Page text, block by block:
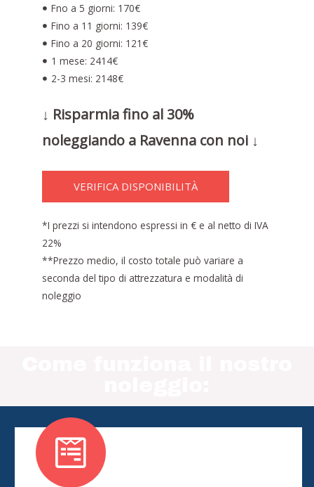
Fno a 5 giorni: 170€
Fino a 11 giorni: 139€
Fino a 20 giorni: 121€
1 mese: 2414€
2-3 mesi: 2148€
↓ Risparmia fino al 30%
noleggiando a Ravenna con noi ↓
VERIFICA DISPONIBILITÀ
*I prezzi si intendono espressi in € e al netto di IVA
22%
**Prezzo medio, il costo totale può variare a
seconda del tipo di attrezzatura e modalità di
noleggio